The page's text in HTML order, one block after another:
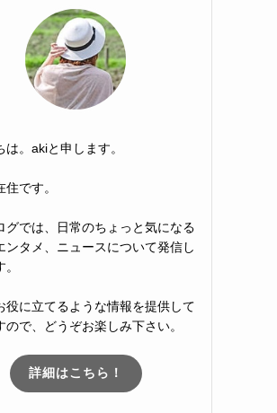
は。akiと申します。
住です。
グでは、日常のちょっと気になる
ンタメ、ニュースについて発信し
役に立てるような情報を提供して
ので、どうぞお楽しみ下さい。
詳細はこちら！